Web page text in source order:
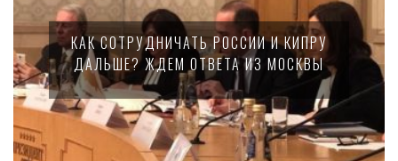
КАК СОТРУДНИЧАТЬ РОССИИ И КИПРУ
ДАЛЬШЕ? ЖДЕМ ОТВЕТА ИЗ МОСКВЫ